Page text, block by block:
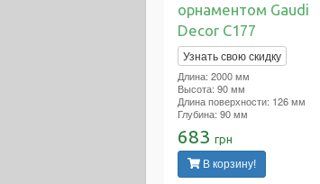
орнаментом Gaudi
Decor C177
Узнать свою скидку
Длина: 2000 мм
Высота: 90 мм
Длина поверхности: 126 мм
Глубина: 90 мм
683 грн
В корзину!